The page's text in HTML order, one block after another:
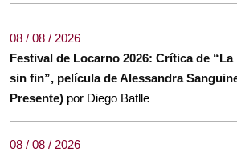
08 / 08 / 2026
Festival de Locarno 2026: Crítica de
sin fin”, película de Alessandra
Presente) por Diego Batlle
08 / 08 / 2026